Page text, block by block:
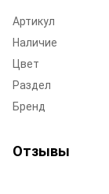
Артикул
Наличие
Цвет
Раздел
Бренд
Отзывы